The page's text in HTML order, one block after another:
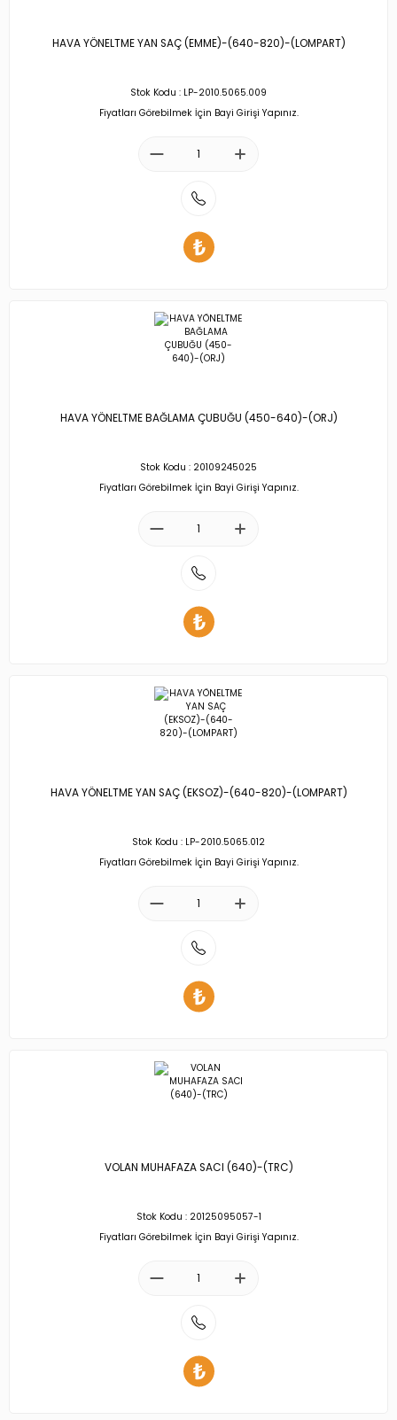
HAVA YÖNELTME YAN SAÇ (EMME)-(640-820)-(LOMPART)
Stok Kodu : LP-2010.5065.009
Fiyatları Görebilmek İçin Bayi Girişi Yapınız.
HAVA YÖNELTME BAĞLAMA ÇUBUĞU (450-640)-(ORJ)
Stok Kodu : 20109245025
Fiyatları Görebilmek İçin Bayi Girişi Yapınız.
HAVA YÖNELTME YAN SAÇ (EKSOZ)-(640-820)-(LOMPART)
Stok Kodu : LP-2010.5065.012
Fiyatları Görebilmek İçin Bayi Girişi Yapınız.
VOLAN MUHAFAZA SACI (640)-(TRC)
Stok Kodu : 20125095057-1
Fiyatları Görebilmek İçin Bayi Girişi Yapınız.